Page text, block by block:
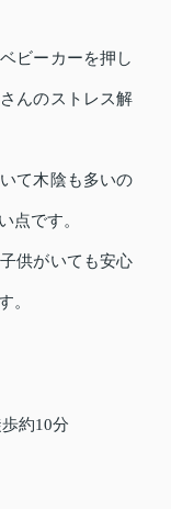
ビーカーを押し
んのストレス解
て木陰も多いの
点です。
供がいても安心
。
約10分